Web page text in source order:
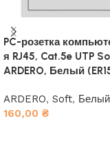
PC-розетка
я RJ45, Cat.5e UTP
ARDERO, Белый
ARDERO, Soft, Белый
160,00 ₴